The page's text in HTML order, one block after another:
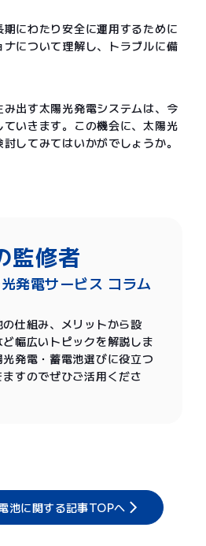
にわたり安全に運用するために
について理解し、トラブルに備
出す太陽光発電システムは、今
いきます。この機会に、太陽光
してみてはいかがでしょうか。
監修者
発電サービス コラム
仕組み、メリットから設
幅広いトピックを解説しま
発電・蓄電池選びに役立つ
すのでぜひご活用くださ
池に関する記事TOPへ